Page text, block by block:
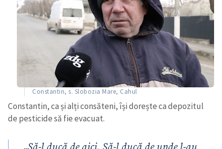
Constantin, s. Slobozia Mare, Cahul
Constantin, ca și alți consăteni, își dorește ca depozitul
de pesticide să fie evacuat.